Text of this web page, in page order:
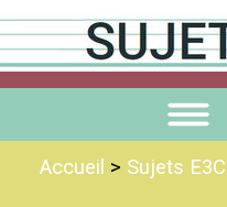
Accueil > Sujets E3C